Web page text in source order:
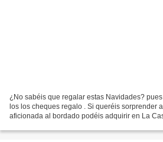
¿No sabéis que regalar estas Navidades?
los los cheques regalo . Si queréis sorprender
aficionada al bordado podéis adquirir en La